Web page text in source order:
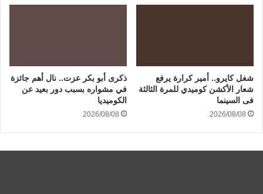
شغل كايرو.. أمير كرارة يرفع
شعار الأكشن كوميدي للمرة الثالثة
فى السينما
2026/08/08
ذكرى أبو بكر عزت.. نال أهم جائزة
في مشواره بسبب دور بعيد عن
الكوميديا
2026/08/08